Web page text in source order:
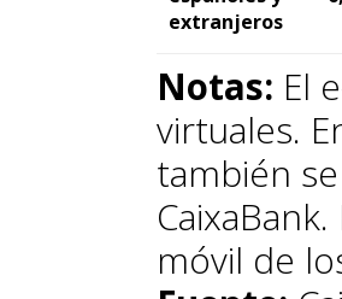
extranjeros
Notas: El
virtuales.
también
móvil de